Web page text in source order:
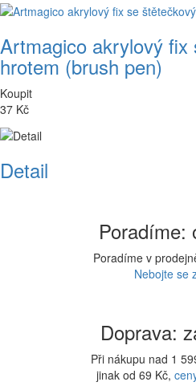
Artmagico akrylový fix
hrotem (brush pen)
Koupit
37 Kč
Detail
Poradíme:
Poradíme v
Nebojte se
Doprava:
Při nákupu nad 1
jinak od 69 Kč,